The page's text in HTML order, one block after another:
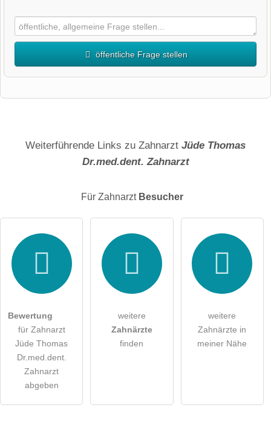
öffentliche Frage stellen
Hiermit akzeptiere ich die .
Die Datenschutzerklärunghabe ich zur Kenntnis genommen.
Klicken Sie hier um eine
Zahnarzt-Eintrag zu stellen
Weiterführende Links zu Zahnarzt Jüde Thomas
Dr.med.dent. Zahnarzt
Für Zahnarzt Besucher
Bewertung
für Zahnarzt
Jüde Thomas
Dr.med.dent.
Zahnarzt
abgeben
weitere
Zahnärzte
finden
weitere
Zahnärzte in
meiner Nähe